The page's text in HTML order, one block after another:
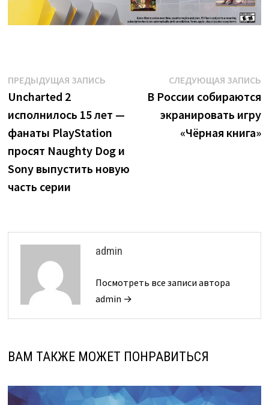
Навигация
по
записям
ПРЕДЫДУЩАЯ ЗАПИСЬПредыдущая
Uncharted 2
исполнилось 15 лет —
фанаты PlayStation
просят Naughty Dog и
Sony выпустить новую
часть серии
СЛЕДУЮЩАЯ ЗАПИСЬ
В России собираются
экранировать игру
«Чёрная книга»
admin
Посмотреть все записи автора
admin →
ВАМ ТАКЖЕ МОЖЕТ ПОНРАВИТЬСЯ